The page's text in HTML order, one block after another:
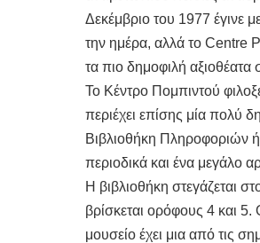
Δεκέμβριο του 1977 έγινε
την ημέρα, αλλά το Centre
τα πιο δημοφιλή αξιοθέατα
Το Κέντρο Πομπιντού
περιέχει επίσης μία πολύ
Βιβλιοθήκη Πληροφοριών
περιοδικά και ένα μεγάλο
Η βιβλιοθήκη στεγάζεται
βρίσκεται ορόφους 4 και 5.
μουσείο έχει μια από τις